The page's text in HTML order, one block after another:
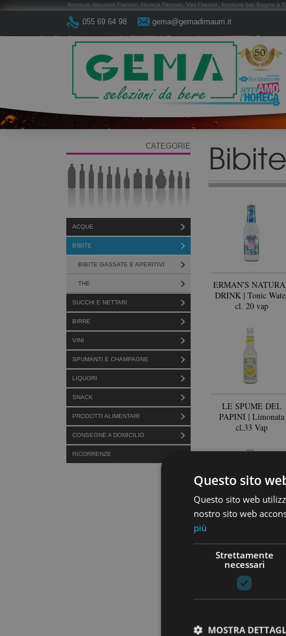
forniture ristoranti Firenze, Horeca Firenze, Vini Firenze, forniture bar Bagno
055 69 64 98 gema@gemadimaurri.it
CATEGORIE
ACQUE
BIBITE
BIBITE GASSATE E APERITIVI
THE
SUCCHI E NETTARI
BIRRE
VINI
SPUMANTI E CHAMPAGNE
LIQUORI
SNACK
PRODOTTI ALIMENTARI
CONSEGNE A DOMICILIO
RICORRENZE
Bibite
ERMAN'S
DRINK | Tonic
cl. 20 vap
LE SPUME DEL
PAPINI | Limonata
cl.33 Vap
Questo sito
Questo sito web
nostro sito web
più
Strettamente
necessari
MOSTRA